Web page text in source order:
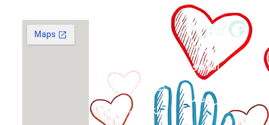
حمایت از
خانواده‌های
نیازمند و
بی‌سرپرست
شماره حساب ها
همکاری داوطلبانه